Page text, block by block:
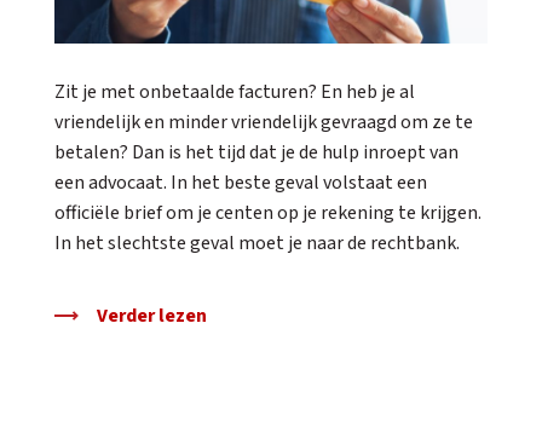
Zit je met onbetaalde facturen? En heb je al
vriendelijk en minder vriendelijk gevraagd om ze te
betalen? Dan is het tijd dat je de hulp inroept van
een advocaat. In het beste geval volstaat een
officiële brief om je centen op je rekening te krijgen.
In het slechtste geval moet je naar de rechtbank.
Verder lezen